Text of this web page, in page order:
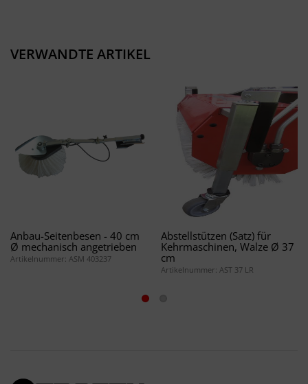
VERWANDTE ARTIKEL
Anbau-Seitenbesen - 40 cm
Ø mechanisch angetrieben
Artikelnummer: ASM 403237
Abstellstützen (Satz) für
Kehrmaschinen, Walze Ø 37
cm
Artikelnummer: AST 37 LR